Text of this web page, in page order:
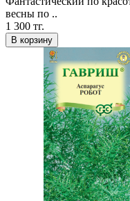
весны по ..
1 300 тг.
В корзину